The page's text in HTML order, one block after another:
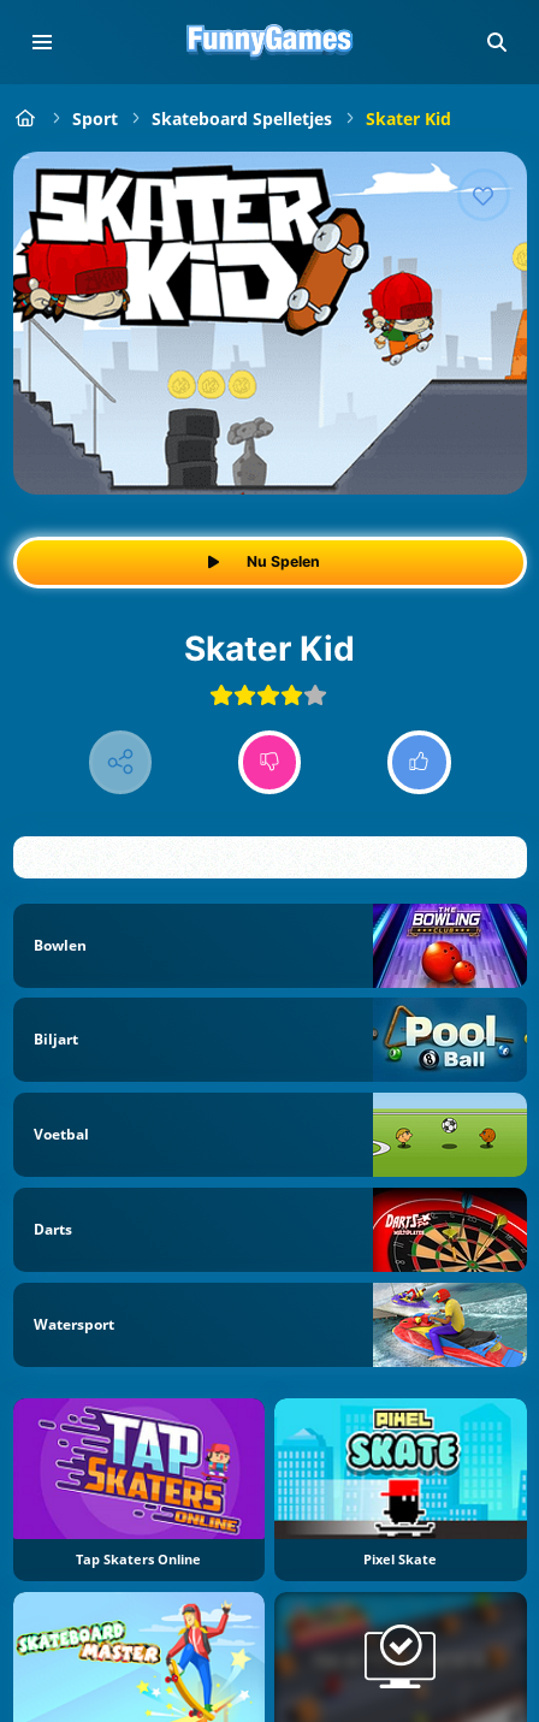
Sport Skateboard Spelletjes Skater Kid
Nu Spelen
Skater Kid
Bowlen
Biljart
Voetbal
Darts
Watersport
Tap Skaters Online Pixel Skate